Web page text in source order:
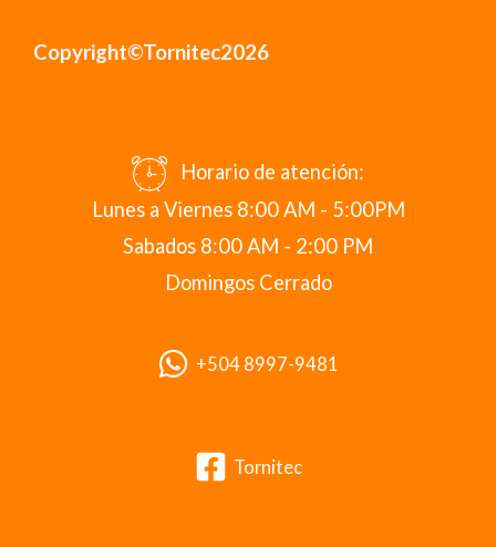
Copyright©Tornitec2026
Horario de atención:
Lunes a Viernes 8:00 AM - 5:00PM
Sabados 8:00 AM - 2:00 PM
Domingos Cerrado
+504 8997-9481
Tornitec